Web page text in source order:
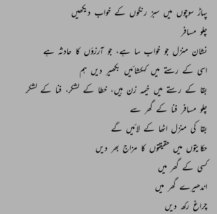
پہاڑ سوچوں میں سبز رنگوں کے خواب دیکھیں
چلو مسافر
نشان منزل جو خواب سا ہے، جو آرزؤں کا حادثہ ہے
اسی کے رستے میں کہکشائیں بکھیر دیں ہم
بقا کے رستے میں خیمہ زن ہیں، خطا کے لشکر، فنا کے لشکر
چلو مسافر فنا کے گھر سے
بقا کی منزل اٹھا کے لائیں گے
حکایتوں میں حقیقتوں کا مزاج بھر دیں
کسی کے گھر میں
اندھیرے گھر میں
چراغ رکھ دیں